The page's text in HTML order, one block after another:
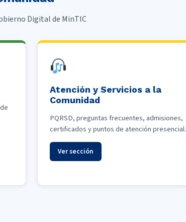
Digital de MinTIC
Atención y Servicios a la
Comunidad
PQRSD, preguntas frecuentes, admisiones,
certificados y puntos de atención presencial.
Ver sección